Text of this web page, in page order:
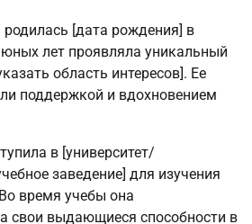
родилась [дата рождения] в
лет проявляла уникальный
область интересов]. Ее
поддержкой и вдохновением
в [университет/
заведение] для изучения
время учебы она
свои выдающиеся способности в